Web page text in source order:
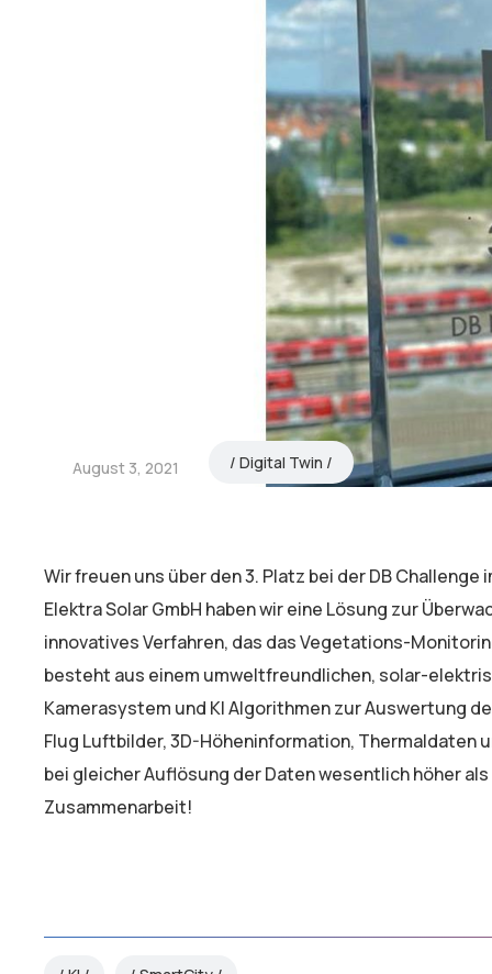
August 3, 2021 Digital Twin
Wir freuen uns über den 3. Platz bei der DB
Elektra Solar GmbH haben wir eine Lösung zur
innovatives Verfahren, das das Vegetations-
besteht aus einem umweltfreundlichen, solar-
Kamerasystem und KI Algorithmen zur Auswertung
Flug Luftbilder, 3D-Höheninformation,
bei gleicher Auflösung der Daten wesentlich höher
Zusammenarbeit!